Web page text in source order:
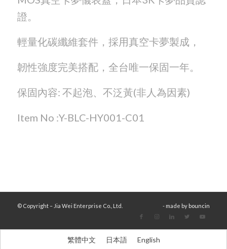
證。
輕量化碳纖維套件，採用真空卡夢製成，
韌性強度完美搭配，全台唯一保固一年。
保固內容: 不起泡、不泛黃(非人為因素)
Item No :Y-BLC-HY001-C01
© Copyright – Jia Wei Enterprise Co., Ltd. - made by bouncin
繁體中文 日本語 English